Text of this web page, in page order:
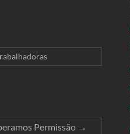
Permissão →